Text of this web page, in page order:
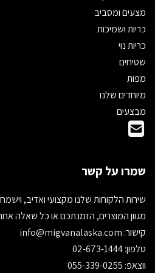
מצעים ומסביב
כריות ושמיכות
כריות נוי
שטיחים
מפות
מיוחדים שלנו
מבצעים
שמרו על קשר
שירות הלקוחות שלנו מקצועי ואדיב,
מגוון המוצרים, הזמנתכם או כל שאלה
קישור:
טלפון: 02-673-1444
ווצאפ: 055-339-0255